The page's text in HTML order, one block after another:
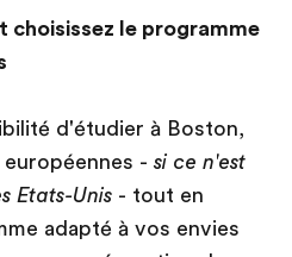
choisissez le programme
d'étudier à Boston,
- si ce n'est
Etats-Unis - tout en
adapté à vos envies